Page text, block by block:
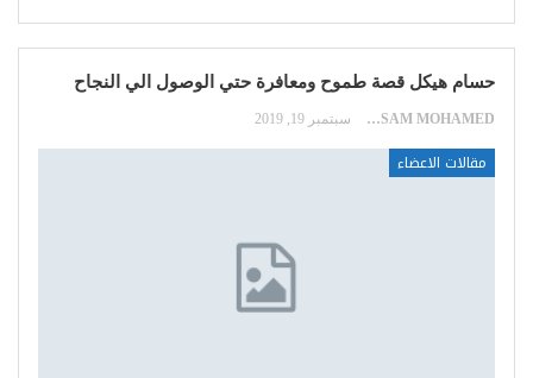
حسام هيكل قصة طموح ومعافرة حتي الوصول الي النجاح
HOSSAM MOHAMED سبتمبر 19, 2019
مقالات الاعضاء